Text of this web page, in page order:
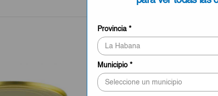
Provincia *
Municipio *
€11,20
13
Este producto
Mayabeque, La